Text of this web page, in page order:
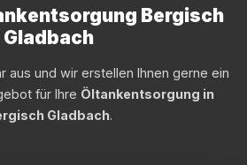
Bergisch
Gladbach
aus und wir erstellen Ihnen gerne ein
für Ihre Öltankentsorgung in
Gladbach.